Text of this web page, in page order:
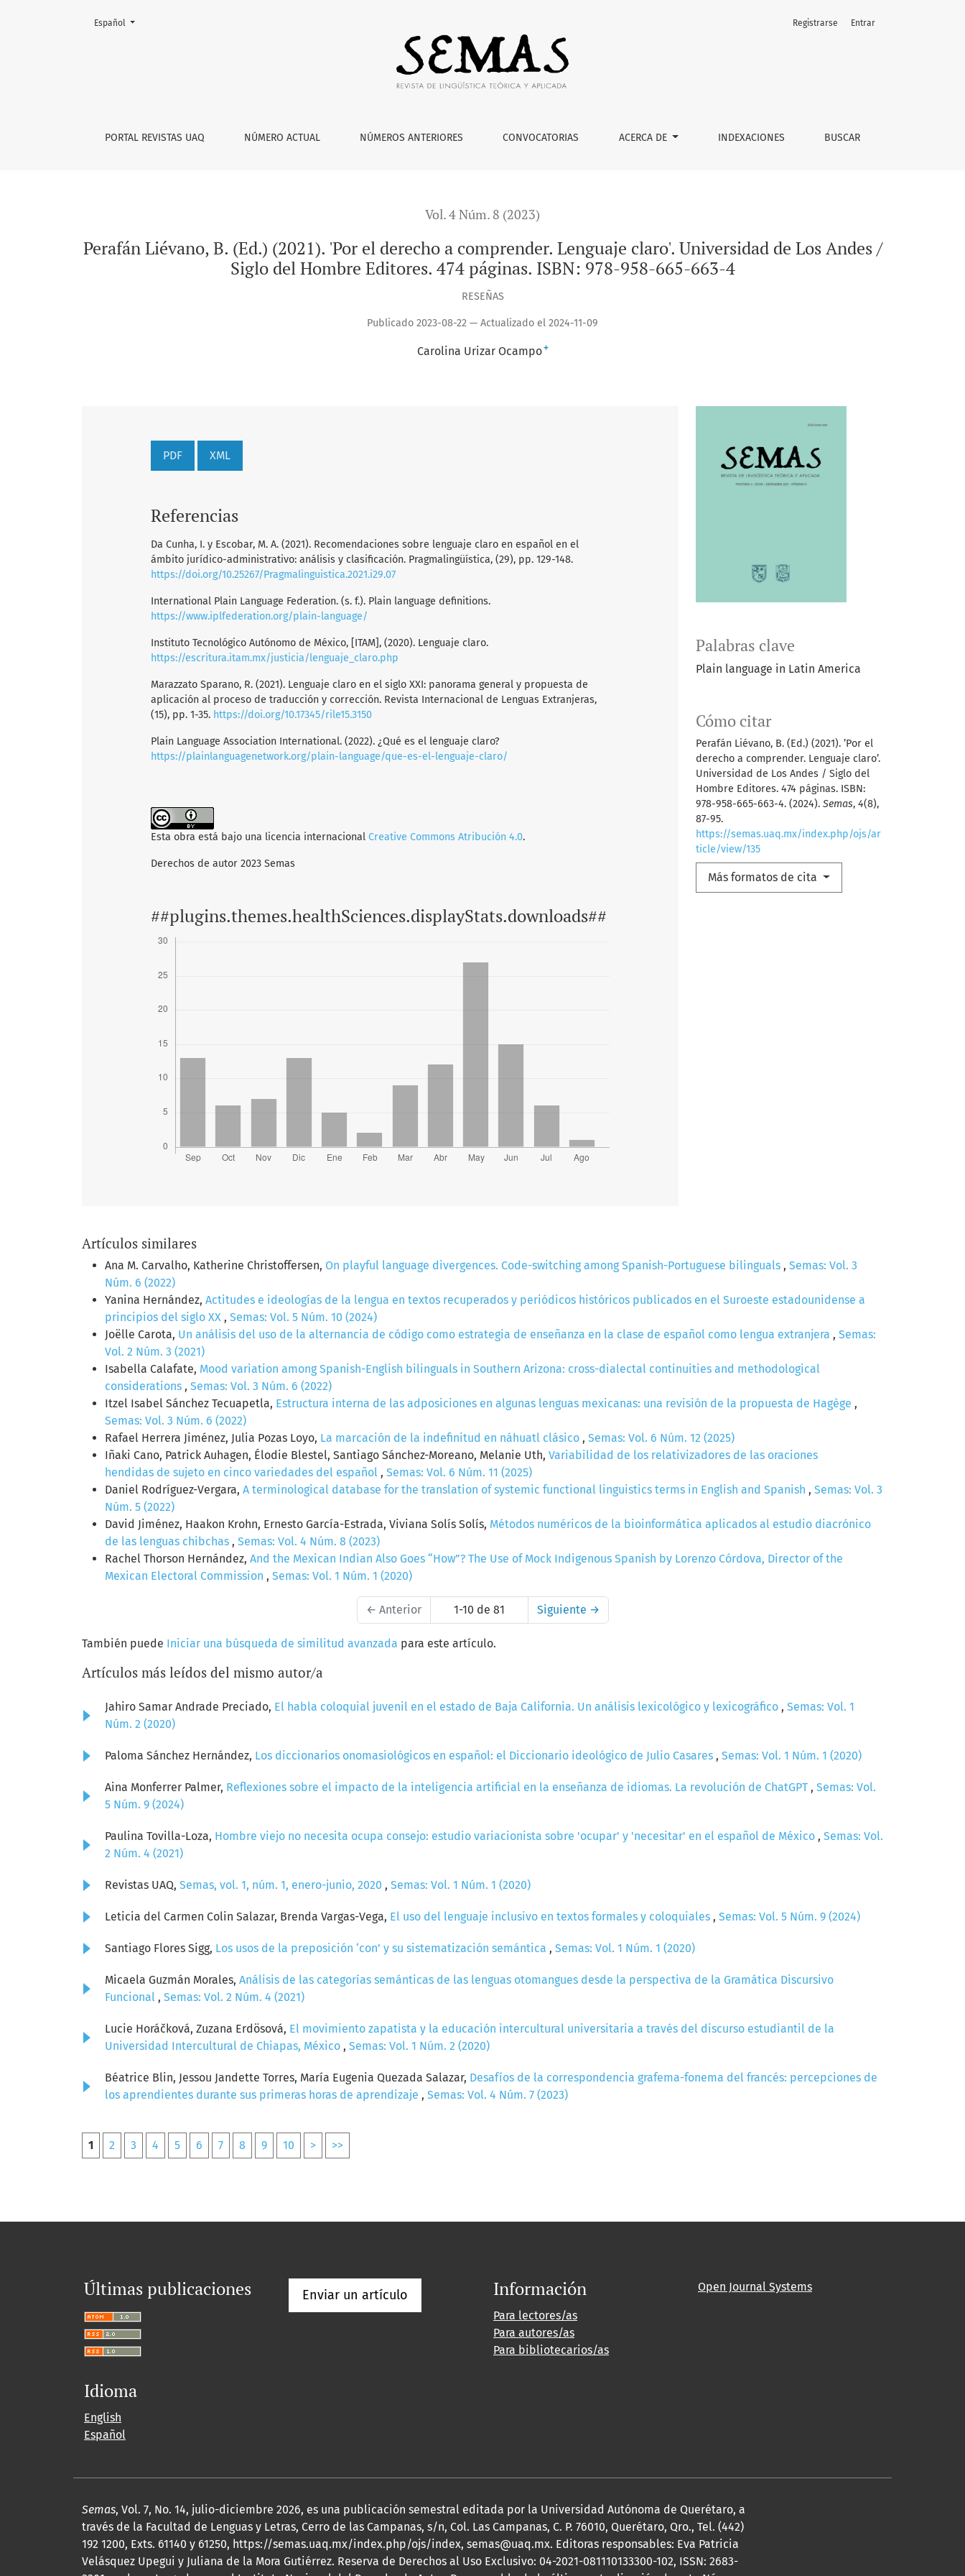
Perafán Liévano, B. (Ed.) (2021). 'Por el derecho a comprender. Lenguaje claro'. Universidad de Los Andes / Siglo del Hombre Editores. 474 páginas. ISBN: 978-958-665-
PORTAL REVISTAS UAQ NÚMERO ACTUAL NÚMEROS ANTERIORES CONVOCATORIAS ACERCA DE INDEXACIONES BUSCAR
Registrarse Entrar
Cambiar el idioma. El actual es:
Español
Vol. 4 Núm. 8 (2023)
Perafán Liévano, B. (Ed.) (2021). 'Por el derecho a comprender. Lenguaje claro'. Universidad de Los Andes /
Siglo del Hombre Editores. 474 páginas. ISBN: 978-958-665-663-4
RESEÑAS
Publicado 2023-08-22 — Actualizado el 2024-11-09
Carolina Urizar Ocampo+
Palabras clave
Plain language in Latin America
Cómo citar
Perafán Liévano, B. (Ed.) (2021). ’Por el
derecho a comprender. Lenguaje claro’.
Universidad de Los Andes / Siglo del
Hombre Editores. 474 páginas. ISBN:
978-958-665-663-4. (2024). Semas, 4(8),
87-95.
https://semas.uaq.mx/index.php/ojs/ar
ticle/view/135
Más formatos de cita
PDF XML
Referencias
Da Cunha, I. y Escobar, M. A. (2021). Recomendaciones sobre lenguaje claro en español en el
ámbito jurídico-administrativo: análisis y clasificación. Pragmalingüística, (29), pp. 129-148.
https://doi.org/10.25267/Pragmalinguistica.2021.i29.07
International Plain Language Federation. (s. f.). Plain language definitions.
https://www.iplfederation.org/plain-language/
Instituto Tecnológico Autónomo de México, [ITAM], (2020). Lenguaje claro.
https://escritura.itam.mx/justicia/lenguaje_claro.php
Marazzato Sparano, R. (2021). Lenguaje claro en el siglo XXI: panorama general y propuesta de
aplicación al proceso de traducción y corrección. Revista Internacional de Lenguas Extranjeras,
(15), pp. 1-35. https://doi.org/10.17345/rile15.3150
Plain Language Association International. (2022). ¿Qué es el lenguaje claro?
https://plainlanguagenetwork.org/plain-language/que-es-el-lenguaje-claro/
Esta obra está bajo una licencia internacional Creative Commons Atribución 4.0.
Derechos de autor 2023 Semas
##plugins.themes.healthSciences.displayStats.downloads##
Artículos similares
Ana M. Carvalho, Katherine Christoffersen, On playful language divergences. Code-switching among Spanish-Portuguese bilinguals , Semas: Vol. 3
Núm. 6 (2022)
Yanina Hernández, Actitudes e ideologías de la lengua en textos recuperados y periódicos históricos publicados en el Suroeste estadounidense a
principios del siglo XX , Semas: Vol. 5 Núm. 10 (2024)
Joëlle Carota, Un análisis del uso de la alternancia de código como estrategia de enseñanza en la clase de español como lengua extranjera , Semas:
Vol. 2 Núm. 3 (2021)
Isabella Calafate, Mood variation among Spanish-English bilinguals in Southern Arizona: cross-dialectal continuities and methodological
considerations , Semas: Vol. 3 Núm. 6 (2022)
Itzel Isabel Sánchez Tecuapetla, Estructura interna de las adposiciones en algunas lenguas mexicanas: una revisión de la propuesta de Hagège ,
Semas: Vol. 3 Núm. 6 (2022)
Rafael Herrera Jiménez, Julia Pozas Loyo, La marcación de la indefinitud en náhuatl clásico , Semas: Vol. 6 Núm. 12 (2025)
Iñaki Cano, Patrick Auhagen, Élodie Blestel, Santiago Sánchez-Moreano, Melanie Uth, Variabilidad de los relativizadores de las oraciones
hendidas de sujeto en cinco variedades del español , Semas: Vol. 6 Núm. 11 (2025)
Daniel Rodríguez-Vergara, A terminological database for the translation of systemic functional linguistics terms in English and Spanish , Semas: Vol. 3
Núm. 5 (2022)
David Jiménez, Haakon Krohn, Ernesto García-Estrada, Viviana Solís Solís, Métodos numéricos de la bioinformática aplicados al estudio diacrónico
de las lenguas chibchas , Semas: Vol. 4 Núm. 8 (2023)
Rachel Thorson Hernández, And the Mexican Indian Also Goes “How”? The Use of Mock Indigenous Spanish by Lorenzo Córdova, Director of the
Mexican Electoral Commission , Semas: Vol. 1 Núm. 1 (2020)
← Anterior 1-10 de 81 Siguiente →
También puede Iniciar una búsqueda de similitud avanzada para este artículo.
Artículos más leídos del mismo autor/a
Jahiro Samar Andrade Preciado, El habla coloquial juvenil en el estado de Baja California. Un análisis lexicológico y lexicográfico , Semas: Vol. 1
Núm. 2 (2020)
Paloma Sánchez Hernández, Los diccionarios onomasiológicos en español: el Diccionario ideológico de Julio Casares , Semas: Vol. 1 Núm. 1 (2020)
Aina Monferrer Palmer, Reflexiones sobre el impacto de la inteligencia artificial en la enseñanza de idiomas. La revolución de ChatGPT , Semas: Vol.
5 Núm. 9 (2024)
Paulina Tovilla-Loza, Hombre viejo no necesita ocupa consejo: estudio variacionista sobre 'ocupar' y 'necesitar' en el español de México , Semas: Vol.
2 Núm. 4 (2021)
Revistas UAQ, Semas, vol. 1, núm. 1, enero-junio, 2020 , Semas: Vol. 1 Núm. 1 (2020)
Leticia del Carmen Colin Salazar, Brenda Vargas-Vega, El uso del lenguaje inclusivo en textos formales y coloquiales , Semas: Vol. 5 Núm. 9 (2024)
Santiago Flores Sigg, Los usos de la preposición ‘con’ y su sistematización semántica , Semas: Vol. 1 Núm. 1 (2020)
Micaela Guzmán Morales, Análisis de las categorías semánticas de las lenguas otomangues desde la perspectiva de la Gramática Discursivo
Funcional , Semas: Vol. 2 Núm. 4 (2021)
Lucie Horáčková, Zuzana Erdösová, El movimiento zapatista y la educación intercultural universitaria a través del discurso estudiantil de la
Universidad Intercultural de Chiapas, México , Semas: Vol. 1 Núm. 2 (2020)
Béatrice Blin, Jessou Jandette Torres, María Eugenia Quezada Salazar, Desafíos de la correspondencia grafema-fonema del francés: percepciones de
los aprendientes durante sus primeras horas de aprendizaje , Semas: Vol. 4 Núm. 7 (2023)
1 2 3 4 5 6 7 8 9 10 > >>
Últimas publicaciones Enviar un artículo Información
Para lectores/as
Para autores/as
Para bibliotecarios/as
Open Journal Systems
Idioma
English
Español
Semas, Vol. 7, No. 14, julio-diciembre 2026, es una publicación semestral editada por la Universidad Autónoma de Querétaro, a
través de la Facultad de Lenguas y Letras, Cerro de las Campanas, s/n, Col. Las Campanas, C. P. 76010, Querétaro, Qro., Tel. (442)
192 1200, Exts. 61140 y 61250, https://semas.uaq.mx/index.php/ojs/index, semas@uaq.mx. Editoras responsables: Eva Patricia
Velásquez Upegui y Juliana de la Mora Gutiérrez. Reserva de Derechos al Uso Exclusivo: 04-2021-081110133300-102, ISSN: 2683-